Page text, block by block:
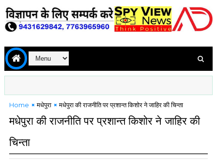
Home मधेपुरा मधेपुरा की राजनीति पर प्रशान्त किशोर ने जाहिर की चिन्ता
मधेपुरा की राजनीति पर प्रशान्त किशोर ने जाहिर की
चिन्ता